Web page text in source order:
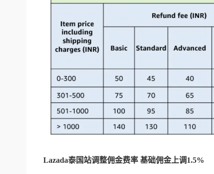
Lazada泰国站调整佣金费率 基础佣金上调1.5%